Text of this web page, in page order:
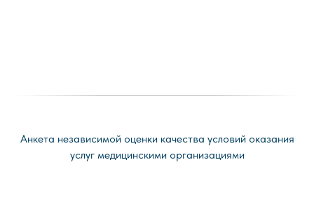
Анкета независимой оценки качества условий оказания
услуг медицинскими организациями